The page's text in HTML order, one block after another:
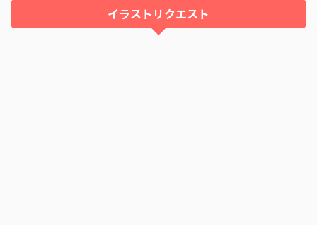
イラストリクエスト